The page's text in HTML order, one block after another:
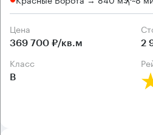
Цена
369 700 ₽/кв.м 2
класс
B